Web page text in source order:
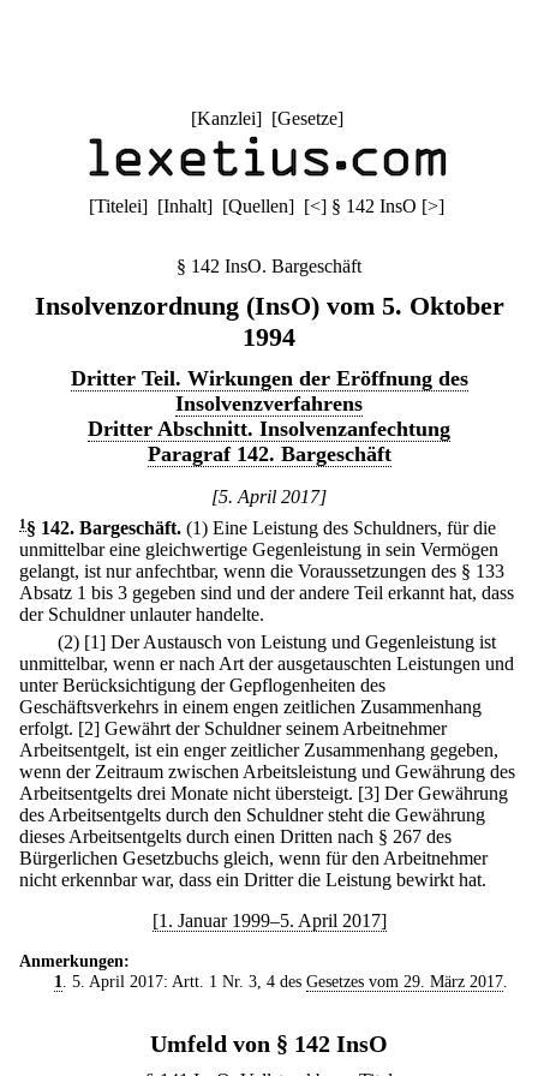
[Kanzlei] [Gesetze]
[Titelei] [Inhalt] [Quellen] [<] § 142 InsO [>]
§ 142 InsO. Bargeschäft
Insolvenzordnung (InsO) vom 5. Oktober
1994
Dritter Teil. Wirkungen der Eröffnung des
Insolvenzverfahrens
Dritter Abschnitt. Insolvenzanfechtung
Paragraf 142. Bargeschäft
[5. April 2017]
1 § 142. Bargeschäft. (1) Eine Leistung des Schuldners, für die
unmittelbar eine gleichwertige Gegenleistung in sein Vermögen
gelangt, ist nur anfechtbar, wenn die Voraussetzungen des § 133
Absatz 1 bis 3 gegeben sind und der andere Teil erkannt hat, dass
der Schuldner unlauter handelte.
(2) [1] Der Austausch von Leistung und Gegenleistung ist
unmittelbar, wenn er nach Art der ausgetauschten Leistungen und
unter Berücksichtigung der Gepflogenheiten des
Geschäftsverkehrs in einem engen zeitlichen Zusammenhang
erfolgt. [2] Gewährt der Schuldner seinem Arbeitnehmer
Arbeitsentgelt, ist ein enger zeitlicher Zusammenhang gegeben,
wenn der Zeitraum zwischen Arbeitsleistung und Gewährung des
Arbeitsentgelts drei Monate nicht übersteigt. [3] Der Gewährung
des Arbeitsentgelts durch den Schuldner steht die Gewährung
dieses Arbeitsentgelts durch einen Dritten nach § 267 des
Bürgerlichen Gesetzbuchs gleich, wenn für den Arbeitnehmer
nicht erkennbar war, dass ein Dritter die Leistung bewirkt hat.
[1. Januar 1999–5. April 2017]
Anmerkungen:
1. 5. April 2017: Artt. 1 Nr. 3, 4 des Gesetzes vom 29. März 2017.
Umfeld von § 142 InsO